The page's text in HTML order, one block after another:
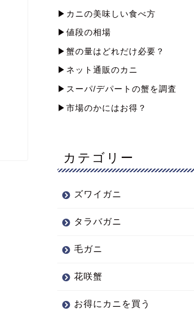
▶︎カニの美味しい食べ方
▶︎値段の相場
▶︎蟹の量はどれだけ必要？
▶︎ネット通販のカニ
▶︎スーパ/デパートの蟹を調査
▶︎市場のかにはお得？
カテゴリー
ズワイガニ
タラバガニ
毛ガニ
花咲蟹
お得にカニを買う